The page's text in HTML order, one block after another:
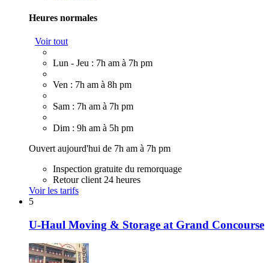
Heures normales
Voir tout
Lun - Jeu : 7h am à 7h pm
Ven : 7h am à 8h pm
Sam : 7h am à 7h pm
Dim : 9h am à 5h pm
Ouvert aujourd'hui de 7h am à 7h pm
Inspection gratuite du remorquage
Retour client 24 heures
Voir les tarifs
5
U-Haul Moving & Storage at Grand Concourse